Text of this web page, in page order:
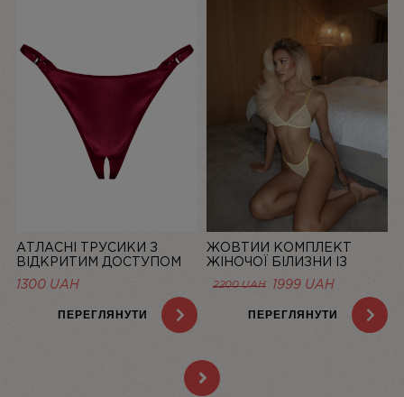
АТЛАСНІ ТРУСИКИ З
ВІДКРИТИМ ДОСТУПОМ
MISTIC, БОРДОВІ | LINIYA
1300 UAH
ПЕРЕГЛЯНУТИ
ЖОВТИЙ КОМПЛЕКТ
ЖІНОЧОЇ БІЛИЗНИ ІЗ
СІТОЧКИ BASIC LEMON |
LINIYA
2200UAH 1999 UAH
ПЕРЕГЛЯНУТИ